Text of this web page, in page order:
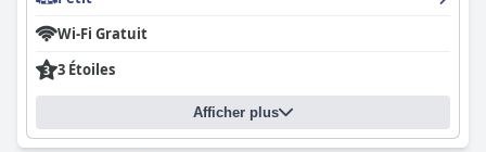
Wi-Fi Gratuit
3 Étoiles
Afficher plus